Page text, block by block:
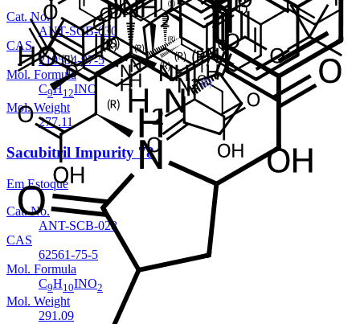
Cat. No.
ANT-SCB-030
CAS
210554-97-5
Mol. Formula
C9H12INO
Mol. Weight
277.11
Sacubitril Impurity 78
Em Estoque
Cat. No.
ANT-SCB-028
CAS
62561-75-5
Mol. Formula
C9H10INO2
Mol. Weight
291.09